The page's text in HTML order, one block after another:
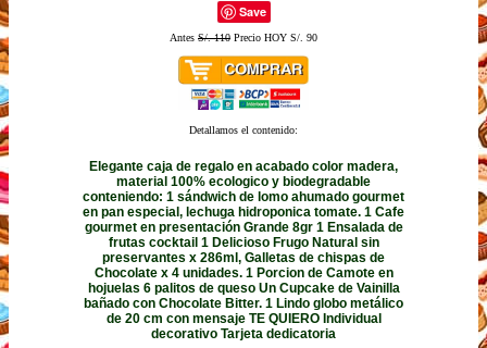
Save
Antes S/. 110 Precio HOY S/. 90
Detallamos el contenido:
Elegante caja de regalo en acabado color madera,
material 100% ecologico y biodegradable
conteniendo: 1 sándwich de lomo ahumado gourmet
en pan especial, lechuga hidroponica tomate. 1 Cafe
gourmet en presentación Grande 8gr 1 Ensalada de
frutas cocktail 1 Delicioso Frugo Natural sin
preservantes x 286ml, Galletas de chispas de
Chocolate x 4 unidades. 1 Porcion de Camote en
hojuelas 6 palitos de queso Un Cupcake de Vainilla
bañado con Chocolate Bitter. 1 Lindo globo metálico
de 20 cm con mensaje TE QUIERO Individual
decorativo Tarjeta dedicatoria